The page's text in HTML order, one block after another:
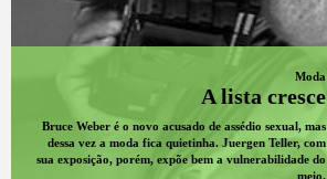
Moda
A lista cresce
Bruce Weber é o novo acusado de assédio sexual, mas
dessa vez a moda fica quietinha. Juergen Teller, com
sua exposição, porém, expõe bem a vulnerabilidade do
meio.